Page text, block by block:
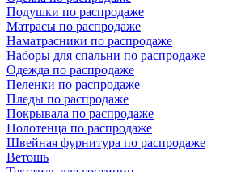
Подушки по распродаже
Матрасы по распродаже
Наматрасники по распродаже
Наборы для спальни по распродаже
Одежда по распродаже
Пеленки по распродаже
Пледы по распродаже
Покрывала по распродаже
Полотенца по распродаже
Швейная фурнитура по распродаже
Ветошь